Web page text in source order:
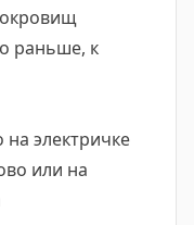
раньше, к
электричке
или на